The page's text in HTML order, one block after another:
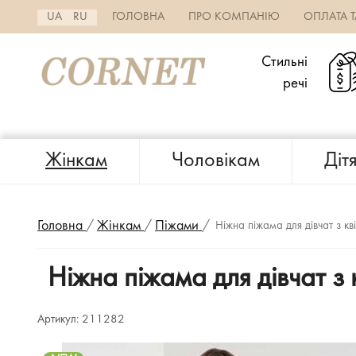
UA RU ГОЛОВНА ПРО КОМПАНІЮ ОПЛАТА
Стильні
речі
Жінкам Чоловікам
Головна / Жінкам / Піжами / Ніжна піжама для дівчат з
Ніжна піжама для дівчат з
Артикул: 211282